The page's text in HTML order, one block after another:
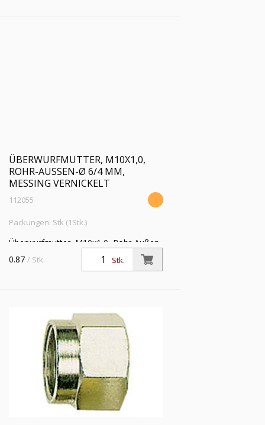
ÜBERWURFMUTTER, M10X1,0,
ROHR-AUSSEN-Ø 6/4 MM, M
ESSING VERNICKELT
112055
Packungen: Stk (1Stk.)
Überwurfmutter, M10x1,0, Rohr-Außen-
Ø 6/4 mm, Betriebsdruck max. 60 bar,
Temperatur max 150 °C, Messing
Stk.
0.87 / Stk.